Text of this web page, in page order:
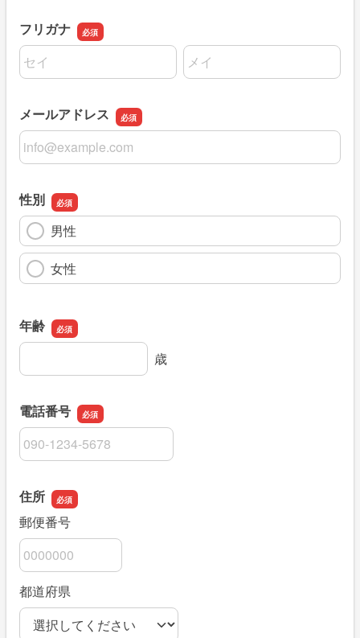
フリガナ
名前の姓
名前の名
メールアドレス
メールアドレス
性別
男性
女性
年齢
年齢
歳
電話番号
電話番号
住所
郵便番号
都道府県